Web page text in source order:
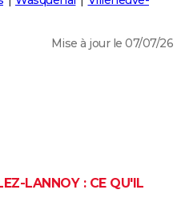
Mise à jour le 07/07/26
LANNOY : CE QU'IL